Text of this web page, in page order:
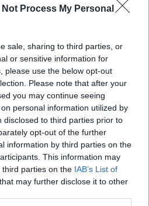
Not Process My Personal
sale, sharing to third parties, or
or sensitive information for
please use the below opt-out
Please note that after your
you may continue seeing
personal information utilized by
disclosed to third parties prior to
opt-out of the further
information by third parties on the
This information may
parties on the IAB’s List of
that may further disclose it to other
#stroke #rákbetegség
#herpesz